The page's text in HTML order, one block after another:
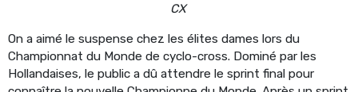
CX
On a aimé le suspense chez les élites dames lors du
Championnat du Monde de cyclo-cross. Dominé par les
Hollandaises, le public a dû attendre le sprint final pour